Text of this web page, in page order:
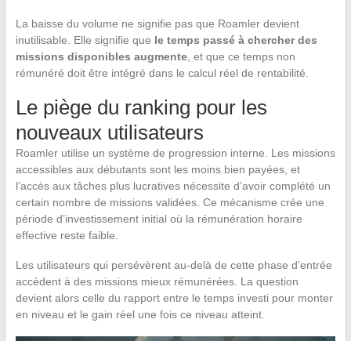
La baisse du volume ne signifie pas que Roamler devient
inutilisable. Elle signifie que le temps passé à chercher des
missions disponibles augmente, et que ce temps non
rémunéré doit être intégré dans le calcul réel de rentabilité.
Le piège du ranking pour les
nouveaux utilisateurs
Roamler utilise un système de progression interne. Les missions
accessibles aux débutants sont les moins bien payées, et
l’accès aux tâches plus lucratives nécessite d’avoir complété un
certain nombre de missions validées. Ce mécanisme crée une
période d’investissement initial où la rémunération horaire
effective reste faible.
Les utilisateurs qui persévèrent au-delà de cette phase d’entrée
accèdent à des missions mieux rémunérées. La question
devient alors celle du rapport entre le temps investi pour monter
en niveau et le gain réel une fois ce niveau atteint.